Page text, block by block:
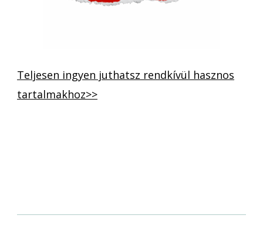
Teljesen ingyen juthatsz rendkívül hasznos
tartalmakhoz>>